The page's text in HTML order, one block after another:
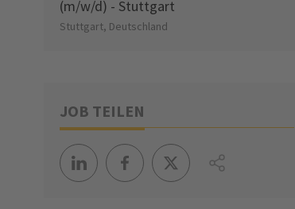
(m/w/d) - Stuttgart
Stuttgart, Deutschland
JOB TEILEN